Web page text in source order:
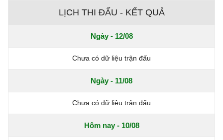
LỊCH THI ĐẤU - KẾT QUẢ
Ngày - 12/08
Chưa có dữ liệu trận đấu
Ngày - 11/08
Chưa có dữ liệu trận đấu
Hôm nay - 10/08